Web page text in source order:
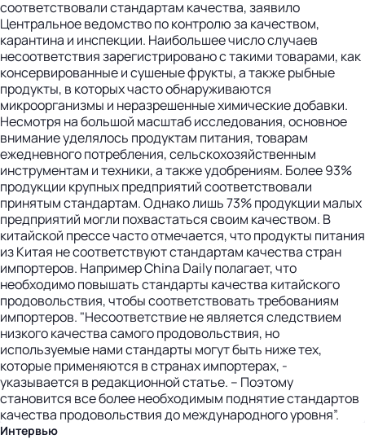
соответствовали стандартам качества, заявило
Центральное ведомство по контролю за качеством,
карантина и инспекции. Наибольшее число случаев
несоответствия зарегистрировано с такими товарами, как
консервированные и сушеные фрукты, а также рыбные
продукты, в которых часто обнаруживаются
микроорганизмы и неразрешенные химические добавки.
Несмотря на большой масштаб исследования, основное
внимание уделялось продуктам питания, товарам
ежедневного потребления, сельскохозяйственным
инструментам и техники, а также удобрениям. Более 93%
продукции крупных предприятий соответствовали
принятым стандартам. Однако лишь 73% продукции малых
предприятий могли похвастаться своим качеством. В
китайской прессе часто отмечается, что продукты питания
из Китая не соответствуют стандартам качества стран
импортеров. Например China Daily полагает, что
необходимо повышать стандарты качества китайского
продовольствия, чтобы соответствовать требованиям
импортеров. "Несоответствие не является следствием
низкого качества самого продовольствия, но
используемые нами стандарты могут быть ниже тех,
которые применяются в странах импортерах, -
указывается в редакционной статье. – Поэтому
становится все более необходимым поднятие стандартов
качества продовольствия до международного уровня”.
Интервью